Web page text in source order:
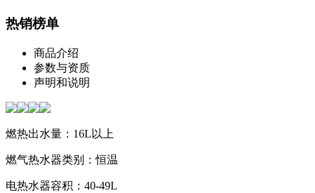
热销榜单
商品介绍
参数与资质
声明和说明
燃热出水量：16L以上
燃气热水器类别：恒温
电热水器容积：40-49L